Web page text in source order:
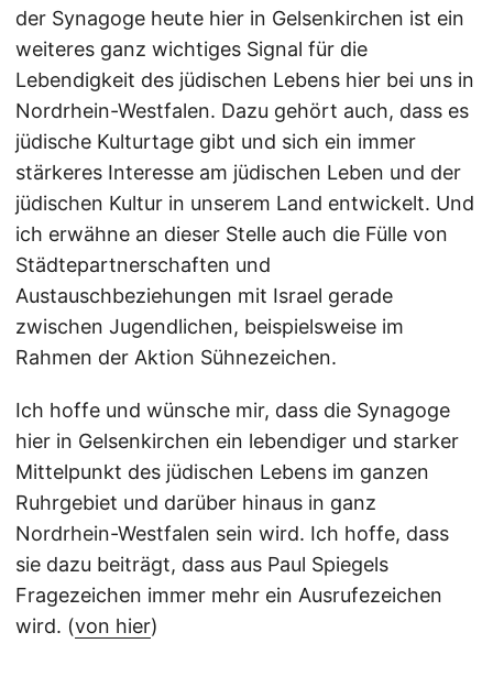
der Synagoge heute hier in Gelsenkirchen ist ein
weiteres ganz wichtiges Signal für die
Lebendigkeit des jüdischen Lebens hier bei uns in
Nordrhein-Westfalen. Dazu gehört auch, dass es
jüdische Kulturtage gibt und sich ein immer
stärkeres Interesse am jüdischen Leben und der
jüdischen Kultur in unserem Land entwickelt. Und
ich erwähne an dieser Stelle auch die Fülle von
Städtepartnerschaften und
Austauschbeziehungen mit Israel gerade
zwischen Jugendlichen, beispielsweise im
Rahmen der Aktion Sühnezeichen.
Ich hoffe und wünsche mir, dass die Synagoge
hier in Gelsenkirchen ein lebendiger und starker
Mittelpunkt des jüdischen Lebens im ganzen
Ruhrgebiet und darüber hinaus in ganz
Nordrhein-Westfalen sein wird. Ich hoffe, dass
sie dazu beiträgt, dass aus Paul Spiegels
Fragezeichen immer mehr ein Ausrufezeichen
wird. (von hier)